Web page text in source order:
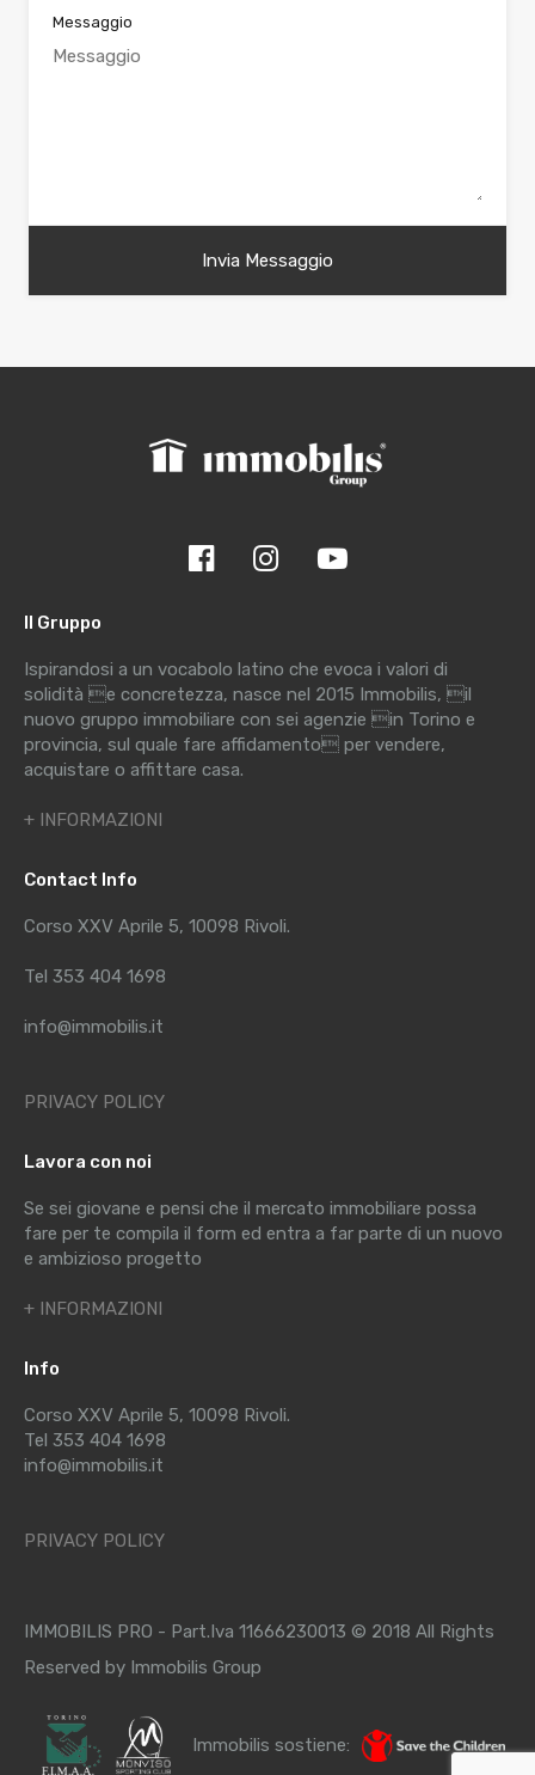
Messaggio
Il Gruppo
Ispirandosi a un vocabolo latino che evoca i valori di
solidità e concretezza, nasce nel 2015 Immobilis, il
nuovo gruppo immobiliare con sei agenzie in Torino e
provincia, sul quale fare affidamento per vendere,
acquistare o affittare casa.
+ INFORMAZIONI
Contact Info
Corso XXV Aprile 5, 10098 Rivoli.
Tel 353 404 1698
info@immobilis.it
PRIVACY POLICY
Lavora con noi
Se sei giovane e pensi che il mercato immobiliare possa
fare per te compila il form ed entra a far parte di un nuovo
e ambizioso progetto
+ INFORMAZIONI
Info
Corso XXV Aprile 5, 10098 Rivoli.
Tel 353 404 1698
info@immobilis.it
PRIVACY POLICY
IMMOBILIS PRO - Part.Iva 11666230013 © 2018 All Rights
Reserved by Immobilis Group
Immobilis sostiene: